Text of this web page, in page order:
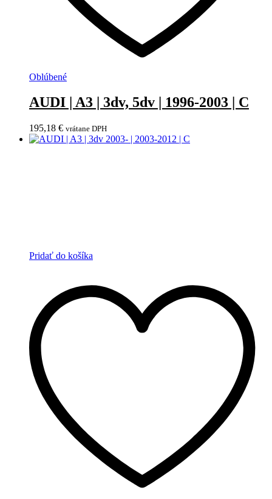
Oblúbené
AUDI | A3 | 3dv, 5dv | 1996-2003 | C
195,18 € vrátane DPH
Pridať do košíka